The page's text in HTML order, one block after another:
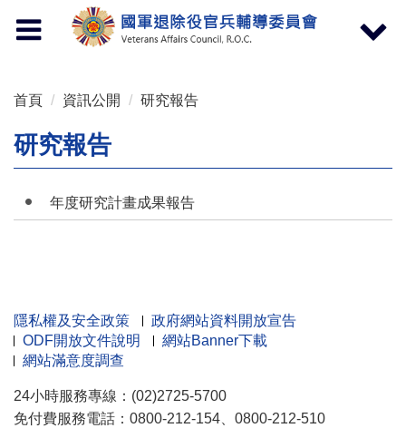
Toggle
navigation
Toggle
首頁 資訊公開 研究報告
研究報告
年度研究計畫成果報告
隱私權及安全政策
政府網站資料開放宣告
ODF開放文件說明
網站Banner下載
網站滿意度調查
24小時服務專線：(02)2725-5700
免付費服務電話：0800-212-154、0800-212-510